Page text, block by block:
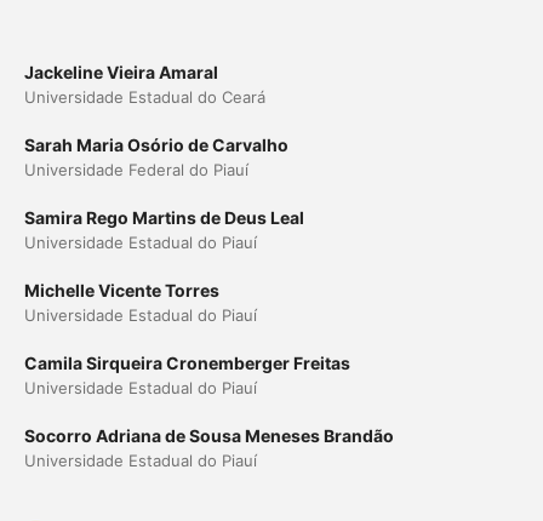
Jackeline Vieira Amaral
Universidade Estadual do Ceará
Sarah Maria Osório de Carvalho
Universidade Federal do Piauí
Samira Rego Martins de Deus Leal
Universidade Estadual do Piauí
Michelle Vicente Torres
Universidade Estadual do Piauí
Camila Sirqueira Cronemberger Freitas
Universidade Estadual do Piauí
Socorro Adriana de Sousa Meneses Brandão
Universidade Estadual do Piauí